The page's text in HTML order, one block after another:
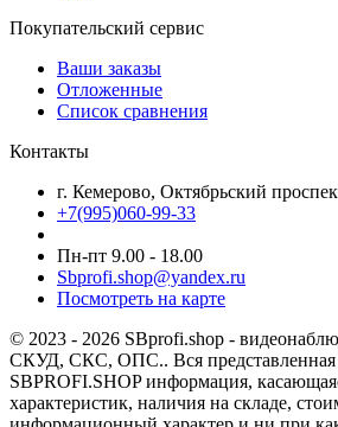
Покупательский сервис
Ваши заказы
Отложенные
Список сравнения
Контакты
г. Кемерово, Октябрьский
+7(995)060-99-33
Пн-пт 9.00 - 18.00
Sbprofi.shop@yandex.ru
Посмотреть на карте
© 2023 - 2026 SBprofi.shop -
СКУД, СКС, ОПС.. Вся представленная
SBPROFI.SHOP информация,
характеристик, наличия на складе,